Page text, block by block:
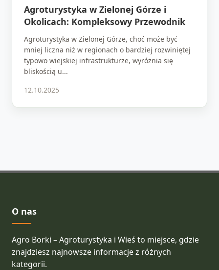
Agroturystyka w Zielonej Górze i
Okolicach: Kompleksowy Przewodnik
Agroturystyka w Zielonej Górze, choć może być
mniej liczna niż w regionach o bardziej rozwiniętej
typowo wiejskiej infrastrukturze, wyróżnia się
bliskością u...
12.10.2025
O nas
Agro Borki – Agroturystyka i Wieś to miejsce, gdzie
znajdziesz najnowsze informacje z różnych
kategorii.